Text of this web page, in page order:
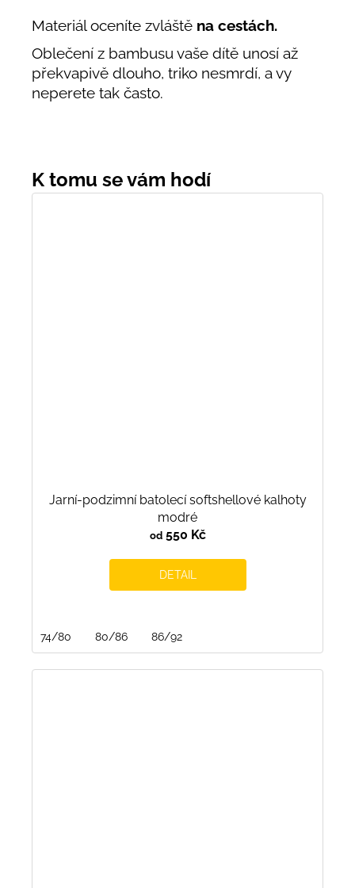
Materiál oceníte zvláště na cestách.
Oblečení z bambusu vaše dítě unosí až
překvapivě dlouho, triko nesmrdí, a vy
neperete tak často.
Jarní-podzimní batolecí softshellové kalhoty
modré
od550 Kč
DETAIL
74/80 80/86 86/92